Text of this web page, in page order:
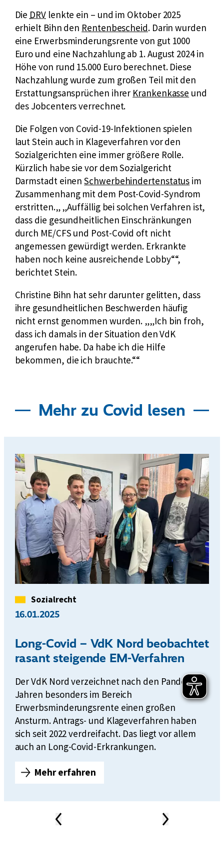
i
c
h
e
r
u
n
g
n
t
e
n
v
e
r
s
i
c
h
e
r
u
n
g
t
s
c
h
e
R
e
n
e
n
v
e
r
s
i
c
h
e
r
g
Die DRVk
u
r
z
f
ü
r
D
u
t
s
c
h
e
R
e
n
t
e
n
e
r
s
i
c
h
u
n
lenkte ein – und im Oktober 2025
erhielt Bihn den Rentenbescheid. Darin wurden
eine Erwerbsminderungsrente von gut 1000
Euro und eine Nachzahlung ab 1. August 2024 in
Höhe von rund 15.000 Euro berechnet. Diese
Nachzahlung wurde zum großen Teil mit den
Erstattungsansprüchen ihrer Krankenkasse und
des Jobcenters verrechnet.
Die Folgen von Covid-19-Infektionen spielen
laut Stein auch in Klageverfahren vor den
Sozialgerichten eine immer größere Rolle.
Kürzlich habe sie vor dem Sozialgericht
Darmstadt einenE
x
t
e
r
n
e
i
n
k
:
Schwerbehindertenstatus im
Zusammenhang mit dem Post-Covid-Syndrom
erstritten.
„Auffällig bei solchen Verfahren ist,
dass die gesundheitlichen Einschränkungen
durch ME/CFS und Post-Covid oft nicht
angemessen gewürdigt werden. Erkrankte
haben noch keine ausreichende Lobby“ ,
berichtet Stein.
Christine Bihn hat sehr darunter gelitten, dass
ihre gesundheitlichen Beschwerden häufig
nicht ernst genommen wurden.
„Ich bin froh,
dass ich damals in der Situation den VdK
angerufen habe. Da habe ich die Hilfe
bekommen, die ich brauchte.“
Mehr zu Covid lesen
Vorheriger
Inhalt
Nächster
Inhalt
Kategorie
Sozialrecht
16.01.2025
Long-Covid – VdK Nord beobachtet
rasant steigende EM-Verfahren
Der VdK Nord verzeichnet nach den Pandemie-
Jahren besonders im Bereich
Erwerbsminderungsrente einen großen
Ansturm. Antrags- und Klageverfahren haben
sich seit 2022 verdreifacht. Das liegt vor allem
auch an Long-Covid-Erkrankungen.
Mehr erfahren
L
n